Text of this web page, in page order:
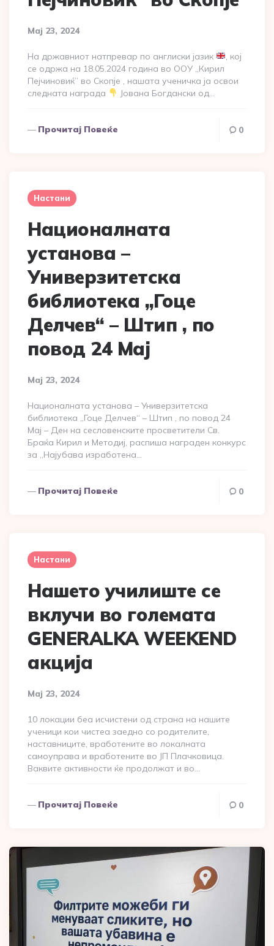
Мај 23, 2024
На државниот натпревар по англиски јазик
, кој
се одржа на 18.05.2024 година во ООУ ,,Кирил
Пејчиновиќ” во Скопје , нашата ученичка ја освои
следната награда
Јована Богдански од…
Прочитај Повеќе 0
Настани
Националната
установа –
Универзитетска
библиотека „Гоце
Делчев“ – Штип , по
повод 24 Мај
Мај 23, 2024
Националната установа – Универзитетска
библиотека „Гоце Делчев“ – Штип , по повод 24
Мај – Ден на сесловенските просветители Св.
Браќа Кирил и Методиј, распиша награден конкурс
за „Најубава изработена…
Прочитај Повеќе 0
Настани
Нашето училиште се
вклучи во големата
GENERALKA WEEKEND
акција
Мај 23, 2024
10 локации беа исчистени од страна на нашите
ученици кои чистеа заедно со родителите,
наставниците, вработените во локалната
самоуправа и вработените во ЈП Плачковица.
Ваквите активности ќе продолжат и во…
Прочитај Повеќе 0